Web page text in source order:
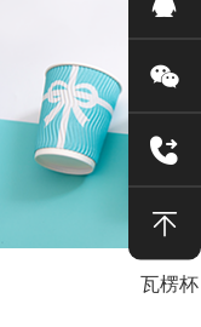
瓦楞杯